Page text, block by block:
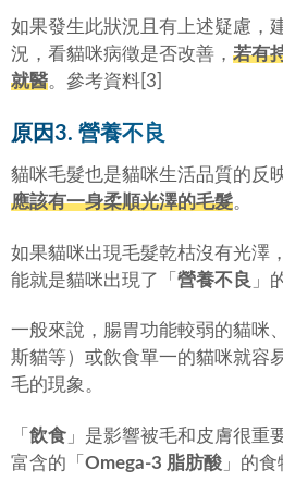
如果發生此狀況且有上述疑慮，
況，看貓咪病徵是否改善， 若有
就醫。參考資料[3]
原因3. 營養不良
貓咪毛髮也是貓咪生活品質的反
應該有一身柔順光澤的毛髮。
如果貓咪出現毛髮乾枯沒有光澤
能就是貓咪出現了「 營養不良 」
一般來說，腸胃功能較弱的貓咪
斯貓等）或飲食單一的貓咪就容
毛的現象。
「 飲食 」是影響被毛和皮膚很重
富含的「 Omega-3 脂肪酸 」的食